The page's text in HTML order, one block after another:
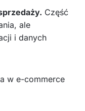
Część
ale
i danych
w e-commerce